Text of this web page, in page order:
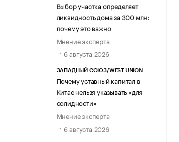
Выбор участка определяет
ликвидность дома за 300 млн:
почему это важно
Мнение эксперта
6 августа 2026
ЗАПАДНЫЙ СОЮЗ/WEST UNION
Почему уставный капитал в
Китае нельзя указывать «для
солидности»
Мнение эксперта
6 августа 2026